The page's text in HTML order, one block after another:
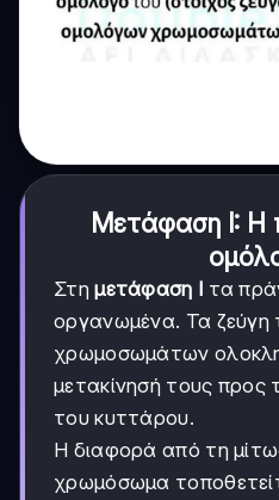
Μετάφαση Ι:
Στημετάφαση Ι τα
οργανωμένα. Τα
χρωμοσωμάτων
μετακίνησή τους προς
του κυττάρου.
Η διαφορά από τη
χρωμόσωμα